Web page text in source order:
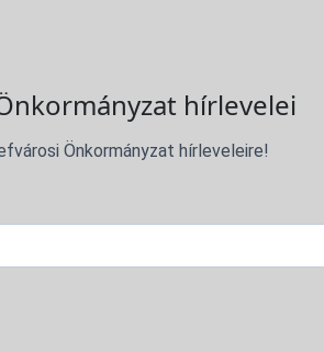
hírlevelei
Önkormányzat hírleveleire!